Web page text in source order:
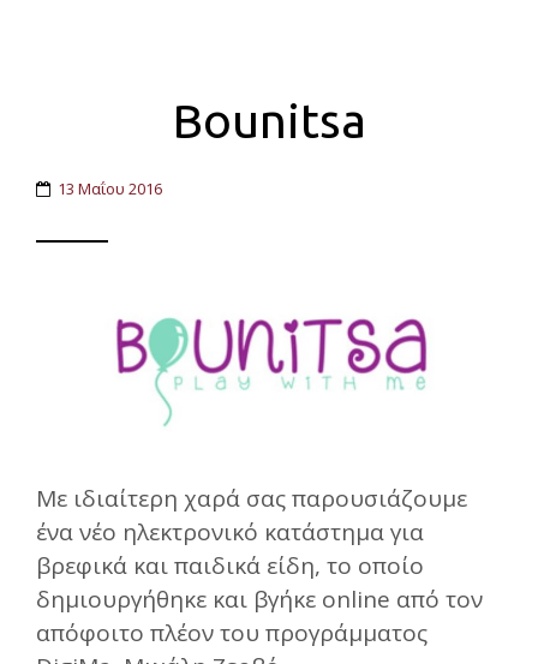
Bounitsa
13 Μαΐου 2016
Με ιδιαίτερη χαρά σας παρουσιάζουμε
ένα νέο ηλεκτρονικό κατάστημα για
βρεφικά και παιδικά είδη, το οποίο
δημιουργήθηκε και βγήκε online από τον
απόφοιτο πλέον του προγράμματος